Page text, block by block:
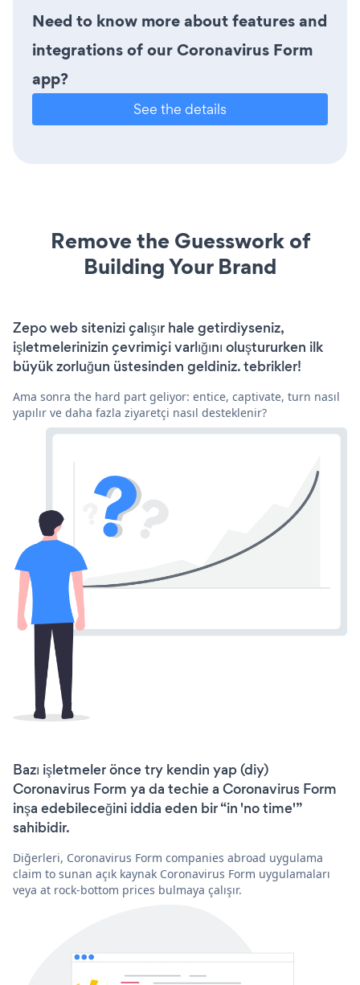
Need to know more about features and
integrations of our Coronavirus Form
app?
See the details
Remove the Guesswork of
Building Your Brand
Zepo web sitenizi çalışır hale getirdiyseniz,
işletmelerinizin çevrimiçi varlığını oluştururken ilk
büyük zorluğun üstesinden geldiniz. tebrikler!
Ama sonra the hard part geliyor: entice, captivate, turn nasıl
yapılır ve daha fazla ziyaretçi nasıl desteklenir?
Bazı işletmeler önce try kendin yap (diy)
Coronavirus Form ya da techie a Coronavirus Form
inşa edebileceğini iddia eden bir “in 'no time'”
sahibidir.
Diğerleri, Coronavirus Form companies abroad uygulama
claim to sunan açık kaynak Coronavirus Form uygulamaları
veya at rock-bottom prices bulmaya çalışır.